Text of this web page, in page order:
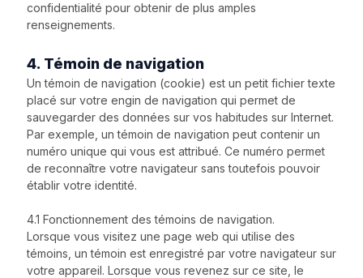
confidentialité pour obtenir de plus amples
renseignements.
4. Témoin de navigation
Un témoin de navigation (cookie) est un petit fichier texte
placé sur votre engin de navigation qui permet de
sauvegarder des données sur vos habitudes sur Internet.
Par exemple, un témoin de navigation peut contenir un
numéro unique qui vous est attribué. Ce numéro permet
de reconnaître votre navigateur sans toutefois pouvoir
établir votre identité.
4.1 Fonctionnement des témoins de navigation.
Lorsque vous visitez une page web qui utilise des
témoins, un témoin est enregistré par votre navigateur sur
votre appareil. Lorsque vous revenez sur ce site, le